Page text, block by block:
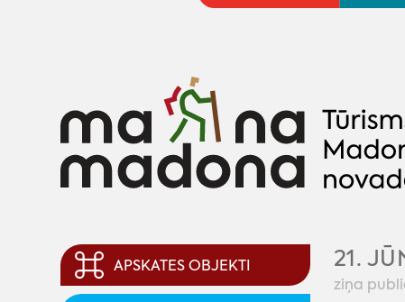
APSKATES OBJEKTI 21.
ziņa